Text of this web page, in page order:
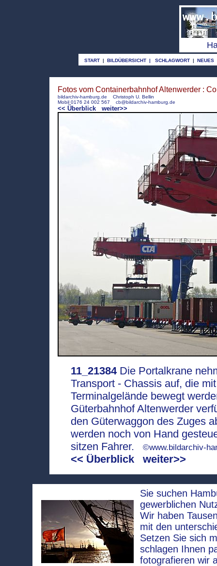
START | BILDÜBERSICHT | SCHLAGWORT | NEUES
Fotos vom Containerbahnhof Altenwerder :
bildarchiv-hamburg.de Christoph U. Bellin
Mobil 0176 24 002 567 cb@bildarchiv-hamburg.de
<< Überblick weiter>>
11_21384Die Portalkrane
Transport - Chassis auf, die
Terminalgelände bewegt
Güterbahnhof Altenwerder
den Güterwaggon des Zuges
werden noch von Hand
sitzen Fahrer.
©www.bildarchiv-
<< Überblick weiter>>
Sie suchen
gewerblichen
Wir haben
mit den
Setzen Sie sich
schlagen Ihnen
fotografieren wir